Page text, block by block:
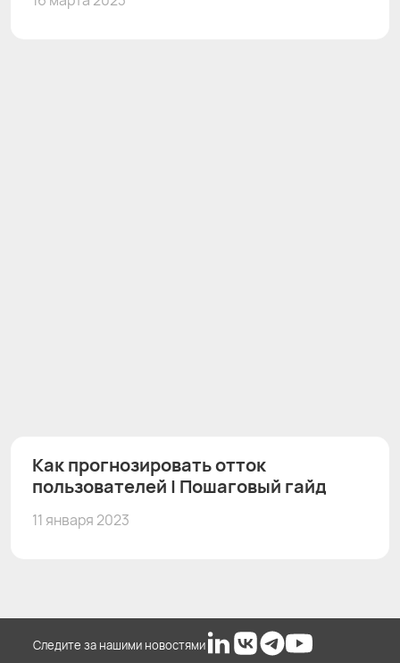
Как прогнозировать отток
пользователей | Пошаговый гайд
11 января 2023
Следите за нашими новостями